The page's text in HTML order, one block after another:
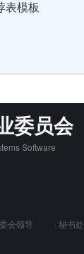
表模板
委员会
Software
会领导 · 秘书处